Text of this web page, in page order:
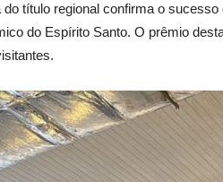
do título regional confirma o
do Espírito Santo. O prêmio